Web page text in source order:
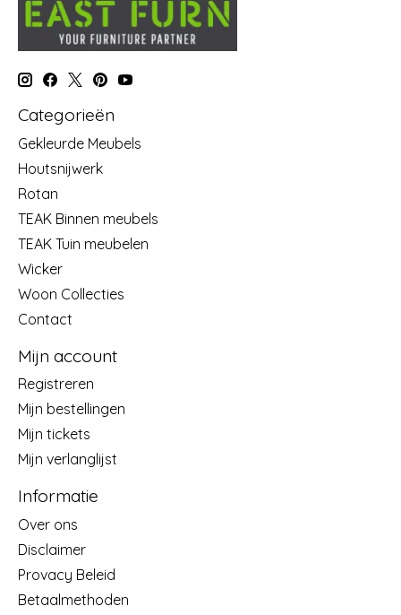
Categorieën
Gekleurde Meubels
Houtsnijwerk
Rotan
TEAK Binnen meubels
TEAK Tuin meubelen
Wicker
Woon Collecties
Contact
Mijn account
Registreren
Mijn bestellingen
Mijn tickets
Mijn verlanglijst
Informatie
Over ons
Disclaimer
Provacy Beleid
Betaalmethoden